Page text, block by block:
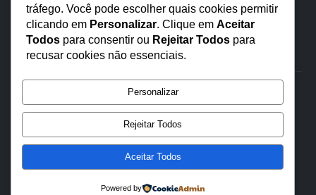
© Copyright © 2026 www.loplastvendascom.br, TODOS OS DIREITOS
tráfego. Você pode escolher quais cookies permitir
clicando em Personalizar. Clique em Aceitar
Todos para consentir ou Rejeitar Todos para
recusar cookies não essenciais.
Personalizar
Rejeitar Todos
Aceitar Todos
Powered by